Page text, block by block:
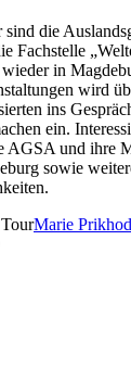
die
Fachstelle
in
wird
ins
ein.
AGSA und ihre
sowie
Marie